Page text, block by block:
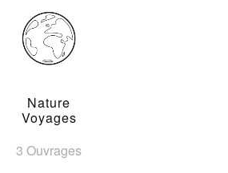
Nature
Voyages
3 Ouvrages